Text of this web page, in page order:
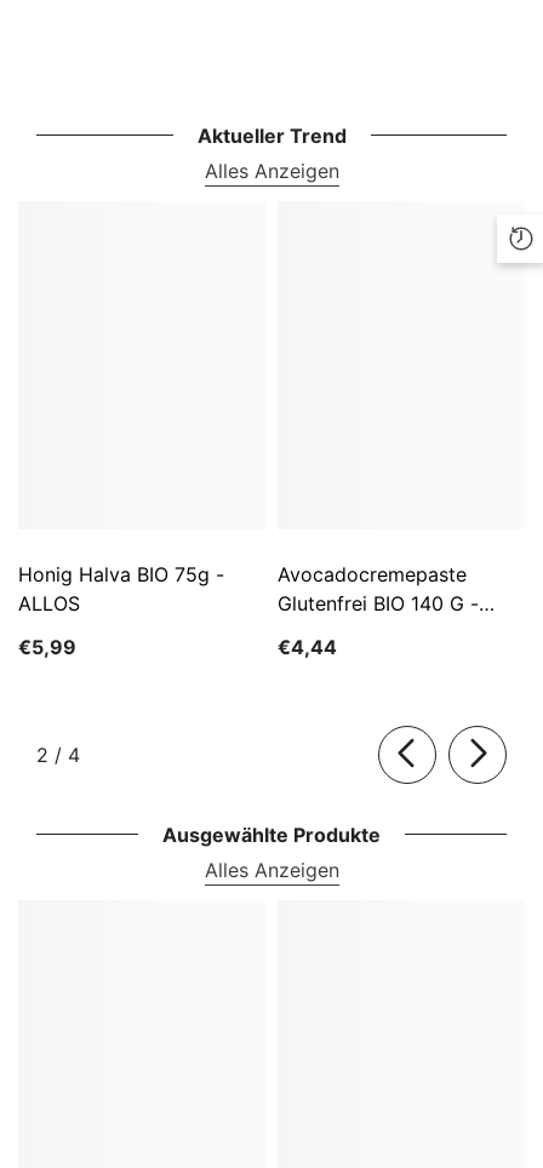
Aktueller Trend
Alles Anzeigen
Honig Halva BIO 75g -
ALLOS
€5,99
Avocadocremepaste
Glutenfrei BIO 140 G -
€4,44
2 / von
4
Ausgewählte Produkte
Alles Anzeigen